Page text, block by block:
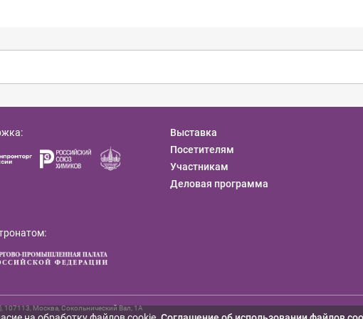
Выставка
Посетителям
Участникам
Деловая программа
Москва, Сокольнический Вал, 1А